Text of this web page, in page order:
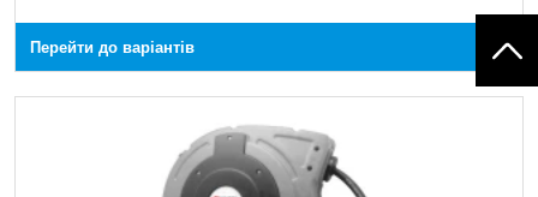
Перейти до варіантів